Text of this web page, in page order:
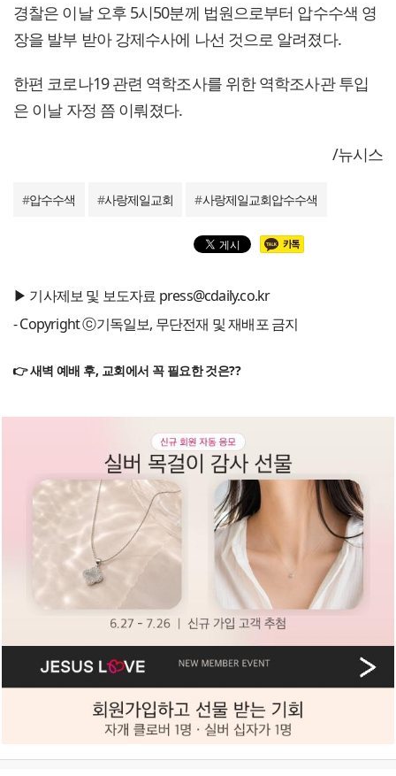
경찰은 이날 오후 5시50분께 법원으로부터 압수수색 영
장을 발부 받아 강제수사에 나선 것으로 알려졌다.
한편 코로나19 관련 역학조사를 위한 역학조사관 투입
은 이날 자정 쯤 이뤄졌다.
/뉴시스
#압수수색 #사랑제일교회 #사랑제일교회압수수색
▶ 기사제보 및 보도자료 press@cdaily.co.kr
- Copyright ⓒ기독일보, 무단전재 및 재배포 금지
👉 새벽 예배 후, 교회에서 꼭 필요한 것은??